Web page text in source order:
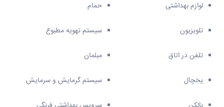
لوازم بهداشتی حمام
تلویزیون سیستم تهویه مطبوع
تلفن در اتاق مبلمان
یخچال سیستم گرمایش و سرمایش